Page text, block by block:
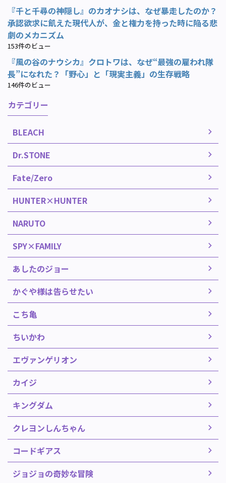
『千と千尋の神隠し』のカオナシは、なぜ暴走したのか？
承認欲求に飢えた現代人が、金と権力を持った時に陥る悲
劇のメカニズム
153件のビュー
『風の谷のナウシカ』クロトワは、なぜ“最強の雇われ隊
長”になれた？「野心」と「現実主義」の生存戦略
146件のビュー
カテゴリー
BLEACH
Dr.STONE
Fate/Zero
HUNTER×HUNTER
NARUTO
SPY×FAMILY
あしたのジョー
かぐや様は告らせたい
こち亀
ちいかわ
エヴァンゲリオン
カイジ
キングダム
クレヨンしんちゃん
コードギアス
ジョジョの奇妙な冒険